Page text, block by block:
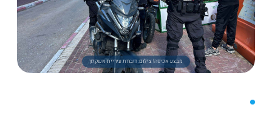
מבצע אכיפה! צילום: דוברות עיריית אשקלון